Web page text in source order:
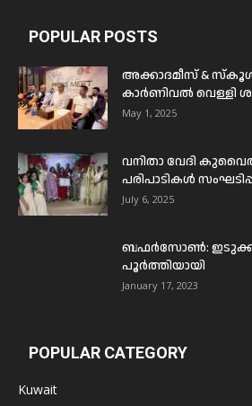
POPULAR POSTS
അക്കാദമീസ് &
കാർണിവൽ വെള്ളി
May 1, 2025
വനിതാ വേദി
പരിപാടികൾ
July 6, 2025
ബഫര്‍സോണ്‍:
പൂര്‍ത്തിയായി
January 17, 2023
POPULAR CATEGORY
Kuwait